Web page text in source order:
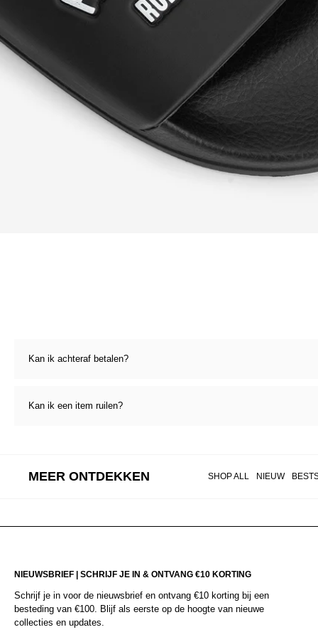
Kan ik achteraf betalen?
Kan ik een item ruilen?
MEER ONTDEKKEN SHOP ALL NIEUW
NIEUWSBRIEF | SCHRIJF JE IN & ONTVANG €10 KORTING
Schrijf je in voor de nieuwsbrief en ontvang €10 korting bij een
besteding van €100. Blijf als eerste op de hoogte van nieuwe
collecties en updates.